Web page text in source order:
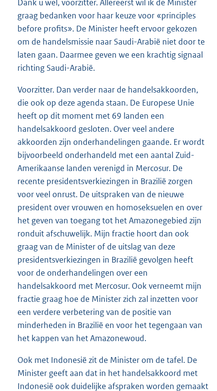
Dank u wel, voorzitter. Allereerst wil ik de Minister
graag bedanken voor haar keuze voor «principles
before profits». De Minister heeft ervoor gekozen
om de handelsmissie naar Saudi-Arabië niet door te
laten gaan. Daarmee geven we een krachtig signaal
richting Saudi-Arabië.
Voorzitter. Dan verder naar de handelsakkoorden,
die ook op deze agenda staan. De Europese Unie
heeft op dit moment met 69 landen een
handelsakkoord gesloten. Over veel andere
akkoorden zijn onderhandelingen gaande. Er wordt
bijvoorbeeld onderhandeld met een aantal Zuid-
Amerikaanse landen verenigd in Mercosur. De
recente presidentsverkiezingen in Brazilië zorgen
voor veel onrust. De uitspraken van de nieuwe
president over vrouwen en homoseksuelen en over
het geven van toegang tot het Amazonegebied zijn
ronduit afschuwelijk. Mijn fractie hoort dan ook
graag van de Minister of de uitslag van deze
presidentsverkiezingen in Brazilië gevolgen heeft
voor de onderhandelingen over een
handelsakkoord met Mercosur. Ook verneemt mijn
fractie graag hoe de Minister zich zal inzetten voor
een verdere verbetering van de positie van
minderheden in Brazilië en voor het tegengaan van
het kappen van het Amazonewoud.
Ook met Indonesië zit de Minister om de tafel. De
Minister geeft aan dat in het handelsakkoord met
Indonesië ook duidelijke afspraken worden gemaakt